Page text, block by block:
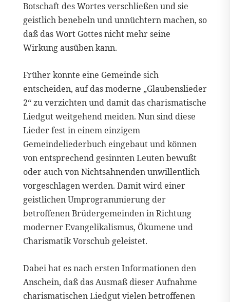
Botschaft des Wortes verschließen und sie
geistlich benebeln und unnüchtern machen, so
daß das Wort Gottes nicht mehr seine
Wirkung ausüben kann.
Früher konnte eine Gemeinde sich
entscheiden, auf das moderne „Glaubenslieder
2“ zu verzichten und damit das charismatische
Liedgut weitgehend meiden. Nun sind diese
Lieder fest in einem einzigem
Gemeindeliederbuch eingebaut und können
von entsprechend gesinnten Leuten bewußt
oder auch von Nichtsahnenden unwillentlich
vorgeschlagen werden. Damit wird einer
geistlichen Umprogrammierung der
betroffenen Brüdergemeinden in Richtung
moderner Evangelikalismus, Ökumene und
Charismatik Vorschub geleistet.
Dabei hat es nach ersten Informationen den
Anschein, daß das Ausmaß dieser Aufnahme
charismatischen Liedgut vielen betroffenen